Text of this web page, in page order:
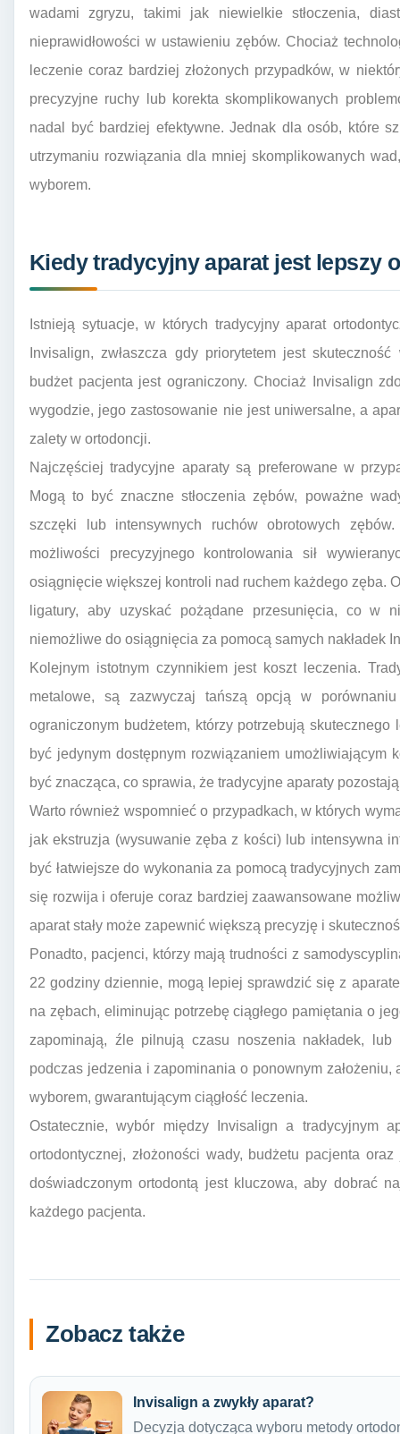
wadami zgryzu, takimi jak niewielkie stłoczenia,
nieprawidłowości w ustawieniu zębów. Chociaż
leczenie coraz bardziej złożonych przypadków, w
precyzyjne ruchy lub korekta skomplikowanych
nadal być bardziej efektywne. Jednak dla osób, które
utrzymaniu rozwiązania dla mniej skomplikowanych
wyborem.
Kiedy tradycyjny aparat jest lepszy
Istnieją sytuacje, w których tradycyjny aparat
Invisalign, zwłaszcza gdy priorytetem jest
budżet pacjenta jest ograniczony. Chociaż Invisalign
wygodzie, jego zastosowanie nie jest uniwersalne, a
zalety w ortodoncji.
Najczęściej tradycyjne aparaty są preferowane w
Mogą to być znaczne stłoczenia zębów, poważne
szczęki lub intensywnych ruchów obrotowych
możliwości precyzyjnego kontrolowania sił
osiągnięcie większej kontroli nad ruchem każdego zęba.
ligatury, aby uzyskać pożądane przesunięcia, co w
niemożliwe do osiągnięcia za pomocą samych nakładek
Kolejnym istotnym czynnikiem jest koszt leczenia.
metalowe, są zazwyczaj tańszą opcją w
ograniczonym budżetem, którzy potrzebują skutecznego
być jedynym dostępnym rozwiązaniem umożliwiającym
być znacząca, co sprawia, że tradycyjne aparaty
Warto również wspomnieć o przypadkach, w których
jak ekstruzja (wysuwanie zęba z kości) lub intensywna
być łatwiejsze do wykonania za pomocą tradycyjnych
się rozwija i oferuje coraz bardziej zaawansowane
aparat stały może zapewnić większą precyzję i
Ponadto, pacjenci, którzy mają trudności z
22 godziny dziennie, mogą lepiej sprawdzić się z
na zębach, eliminując potrzebę ciągłego pamiętania o
zapominają, źle pilnują czasu noszenia nakładek,
podczas jedzenia i zapominania o ponownym założeniu,
wyborem, gwarantującym ciągłość leczenia.
Ostatecznie, wybór między Invisalign a tradycyjnym
ortodontycznej, złożoności wady, budżetu pacjenta
doświadczonym ortodontą jest kluczowa, aby dobrać
każdego pacjenta.
Zobacz także
Invisalign a zwykły aparat?
Decyzja dotycząca wyboru metody